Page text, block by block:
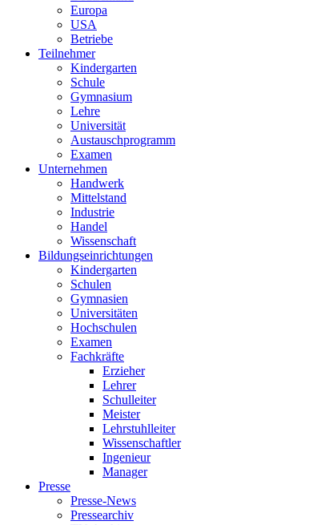
Europa
USA
Betriebe
Teilnehmer
Kindergarten
Schule
Gymnasium
Lehre
Universität
Austauschprogramm
Examen
Unternehmen
Handwerk
Mittelstand
Industrie
Handel
Wissenschaft
Bildungseinrichtungen
Kindergarten
Schulen
Gymnasien
Universitäten
Hochschulen
Examen
Fachkräfte
Erzieher
Lehrer
Schulleiter
Meister
Lehrstuhlleiter
Wissenschaftler
Ingenieur
Manager
Presse
Presse-News
Pressearchiv